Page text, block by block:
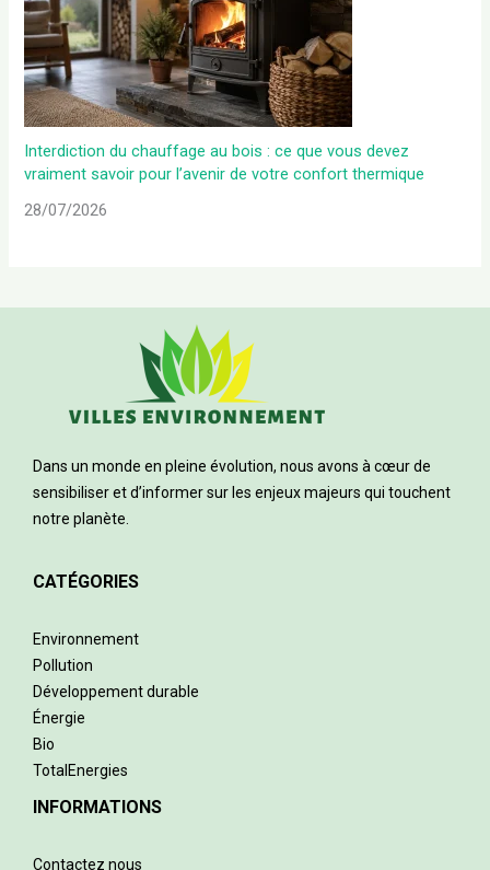
Interdiction du chauffage au bois : ce que vous devez
vraiment savoir pour l’avenir de votre confort thermique
28/07/2026
Dans un monde en pleine évolution, nous avons à cœur de
sensibiliser et d’informer sur les enjeux majeurs qui touchent
notre planète.
CATÉGORIES
Environnement
Pollution
Développement durable
Énergie
Bio
TotalEnergies
INFORMATIONS
Contactez nous